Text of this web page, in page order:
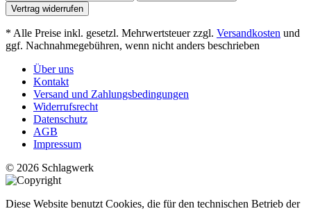
Vertrag widerrufen
* Alle Preise inkl. gesetzl. Mehrwertsteuer zzgl. Versandkosten und
ggf. Nachnahmegebühren, wenn nicht anders beschrieben
Über uns
Kontakt
Versand und Zahlungsbedingungen
Widerrufsrecht
Datenschutz
AGB
Impressum
© 2026 Schlagwerk
Diese Website benutzt Cookies, die für den technischen Betrieb der